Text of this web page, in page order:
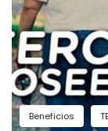
Beneficios